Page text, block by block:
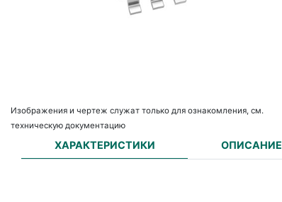
Изображения и чертеж служат только для ознакомления, см.
техническую документацию
ХАРАКТЕРИСТИКИ ОПИСАНИЕ